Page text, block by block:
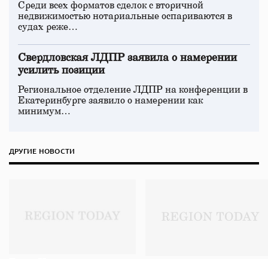
Среди всех форматов сделок с вторичной
недвижимостью нотариальные оспариваются в
судах реже…
Свердловская ЛДПР заявила о намерении
усилить позиции
Региональное отделение ЛДПР на конференции в
Екатеринбурге заявило о намерении как
минимум…
ДРУГИЕ НОВОСТИ